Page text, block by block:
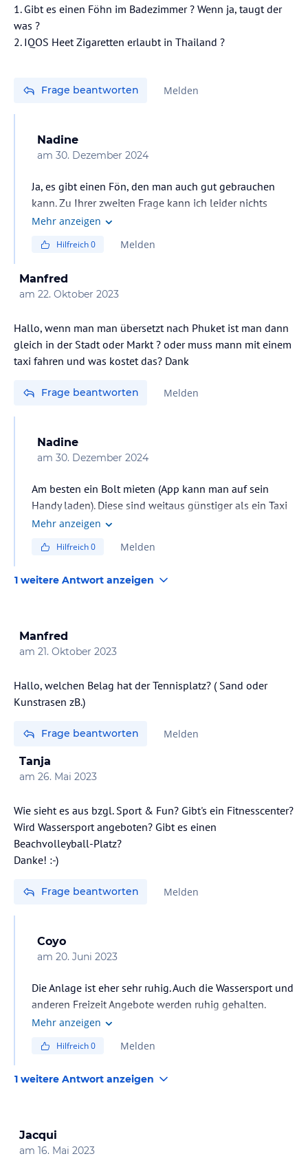
1. Gibt es einen Föhn im Badezimmer ? Wenn ja, taugt der
was ?
2. IQOS Heet Zigaretten erlaubt in Thailand ?
Frage beantworten Melden
Nadine
am 30. Dezember 2024
Ja, es gibt einen Fön, den man auch gut gebrauchen
kann. Zu Ihrer zweiten Frage kann ich leider nichts
sagen, da ich Nichtraucherin bin ;-)
Mehr anzeigen
Hilfreich0 Melden
Manfred
am 22. Oktober 2023
Hallo, wenn man man übersetzt nach Phuket ist man dann
gleich in der Stadt oder Markt ? oder muss mann mit einem
taxi fahren und was kostet das? Dank
Frage beantworten Melden
Nadine
am 30. Dezember 2024
Am besten ein Bolt mieten (App kann man auf sein
Handy laden). Diese sind weitaus günstiger als ein Taxi
zu nehmen.
Mehr anzeigen
Hilfreich0 Melden
1 weitere Antwort anzeigen
Manfred
am 21. Oktober 2023
Hallo, welchen Belag hat der Tennisplatz? ( Sand oder
Kunstrasen zB.)
Frage beantworten Melden
Tanja
am 26. Mai 2023
Wie sieht es aus bzgl. Sport & Fun? Gibt's ein Fitnesscenter?
Wird Wassersport angeboten? Gibt es einen
Beachvolleyball-Platz?
Danke! :-)
Frage beantworten Melden
Coyo
am 20. Juni 2023
Die Anlage ist eher sehr ruhig. Auch die Wassersport und
anderen Freizeit Angebote werden ruhig gehalten.
Billiard, Tischtennis, Kajak und Stand Up. Es gibt auch
eingewachsen und liegt direkt am Friedhof . Der andere
Mehr anzeigen
Hilfreich0 Melden
1 weitere Antwort anzeigen
Jacqui
am 16. Mai 2023